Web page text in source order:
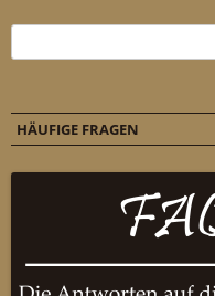
HÄUFIGE FRAGEN